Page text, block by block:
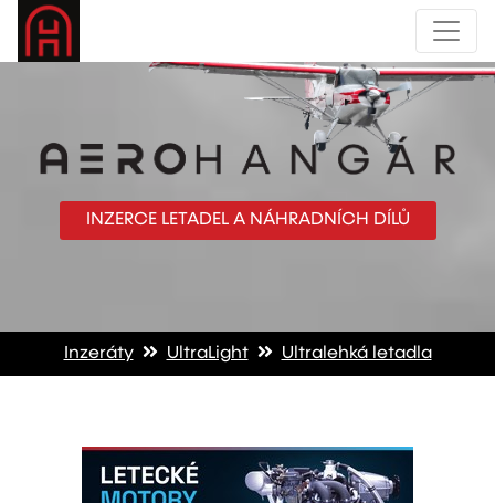
INZERCE LETADEL A NÁHRADNÍCH DÍLŮ
Inzeráty UltraLight Ultralehká letadla